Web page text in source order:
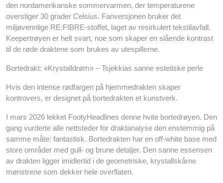
den nordamerikanske sommervarmen, der temperaturene
overstiger 30 grader Celsius. Fanversjonen bruker det
miljøvennlige RE:FIBRE-stoffet, laget av resirkulert tekstilavfall.
Keepertrøyen er helt svart, noe som skaper en slående kontrast
til de røde draktene som brukes av utespillerne.
Bortedrakt: «Krystalldrøm» – Tsjekkias sanne estetiske perle
Hvis den intense rødfargen på hjemmedrakten skaper
kontrovers, er designet på bortedrakten et kunstverk.
I mars 2026 lekket FootyHeadlines denne hvite bortedrøyen. Den
gang vurderte alle nettsteder for draktanalyse den enstemmig på
samme måte: fantastisk. Bortedrakten har en off-white base med
store områder med gull- og brune detaljer. Den sanne essensen
av drakten ligger imidlertid i de geometriske, krystallskårne
mønstrene som dekker hele overflaten.